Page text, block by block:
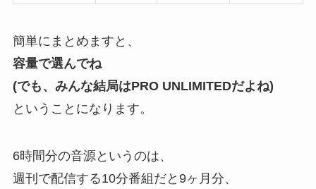
簡単にまとめますと、
容量で選んでね
(でも、みんな結局はPRO UNLIMITEDだよね)
ということになります。
6時間分の音源というのは、
週刊で配信する10分番組だと9ヶ月分、